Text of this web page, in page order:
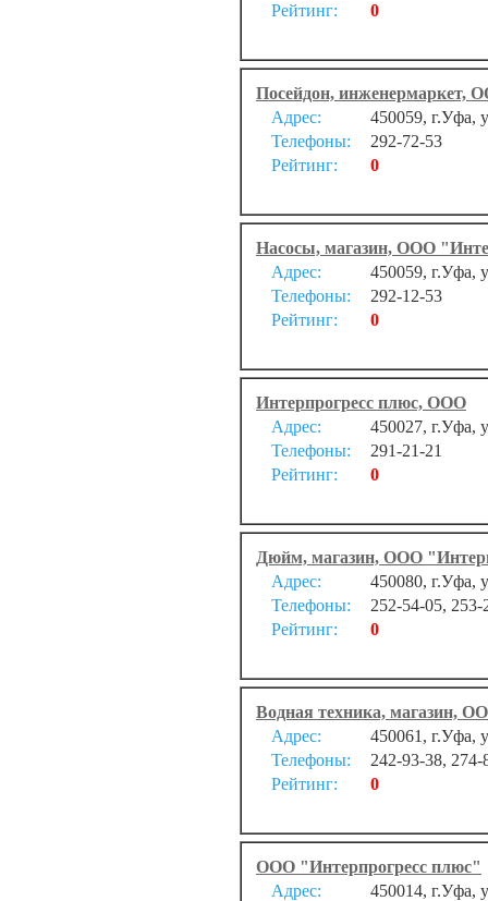
Рейтинг:
0
Посейдон, инженермаркет,
Адрес:
450059, г.Уфа,
Телефоны:
292-72-53
Рейтинг:
0
Насосы, магазин, ООО
Адрес:
450059, г.Уфа,
Телефоны:
292-12-53
Рейтинг:
0
Интерпрогресс плюс, ООО
Адрес:
450027, г.Уфа,
Телефоны:
291-21-21
Рейтинг:
0
Дюйм, магазин, ООО
Адрес:
450080, г.Уфа,
Телефоны:
252-54-05,
Рейтинг:
0
Водная техника, магазин,
Адрес:
450061, г.Уфа,
Телефоны:
242-93-38, 274-
Рейтинг:
0
ООО "Интерпрогресс плюс"
Адрес:
450014, г.Уфа,